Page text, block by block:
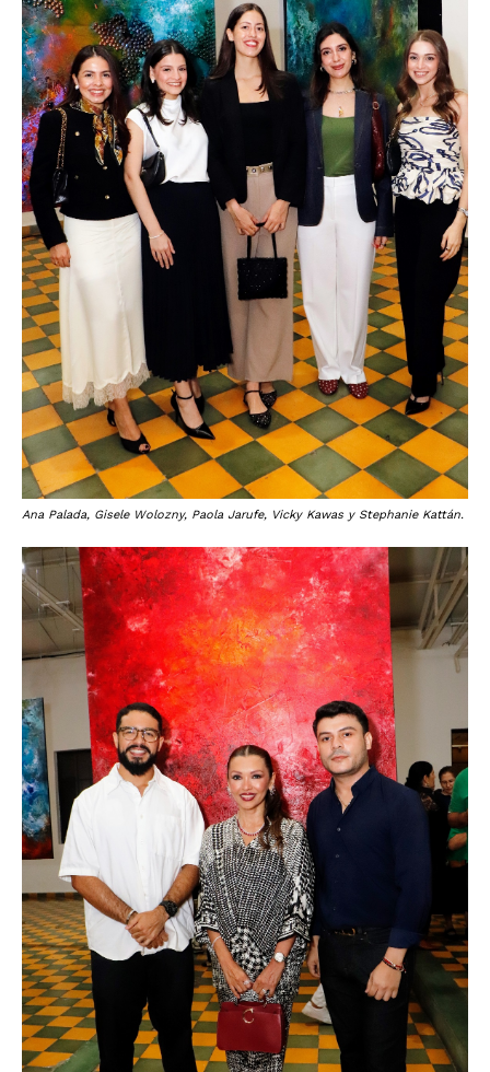
Ana Palada, Gisele Wolozny, Paola Jarufe, Vicky Kawas y Stephanie Kattán.